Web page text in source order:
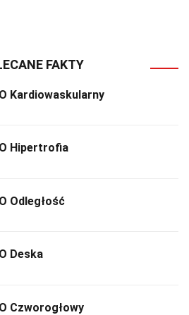
FAKTY
Kardiowaskularny
Hipertrofia
Odległość
Deska
Czworogłowy